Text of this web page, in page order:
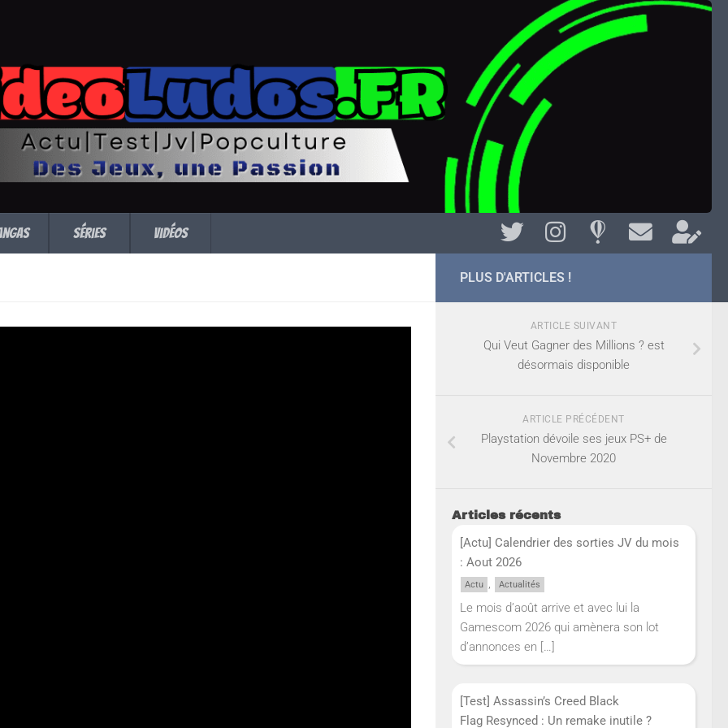
Séries Vidéos
PLUS D'ARTICLES !
ARTICLE SUIVANT
Qui Veut Gagner des Millions ? est
désormais disponible
ARTICLE PRÉCÉDENT
Playstation dévoile ses jeux PS+ de
Novembre 2020
Articles récents
[Actu] Calendrier des sorties JV du mois
: Aout 2026
Actu , Actualités
Le mois d’août arrive et avec lui la
Gamescom 2026 qui amènera son lot
d’annonces en […]
[Test] Assassin’s Creed Black
Flag Resynced : Un remake inutile ?